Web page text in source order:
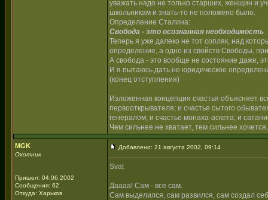
уважать надо не только старших, женщин и
школьникам и знать-то не положено было.
Определение Сталина:
Свобода - это осознанная необходимость
Теперь я уже далеко не тот сопляк, над
определение, а одно из свойств Свободы,
А свобода - это вообще не состояние даже,
И я пытаюсь дать не юридическое
(конец отступления)
Изложенная концепция счастья объясняет
первооткрывателя; и счастье сытого
генералом; и счастье монаха-аскета; и
Чем сильнее не хватает, тем сильнее
MGK
Охотник
Пришел: 04.06.2002
Сообщения: 62
Откуда: Харьков
Добавлено: 21 августа 2002, 09:14
Svat
Даааа! Сам - все сам.
Сам выделился, сам развился, сам создал